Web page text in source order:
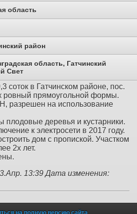
область
район
область, Гатчинский
Свет
соток в Гатчинском районе, пос.
ровный прямоугольной формы.
разрешен на использование
плодовые деревья и кустарники.
к электросети в 2017 году.
дом с пропиской. Участком
2х лет.
13:39 Дата изменения:
на полную версию сайта